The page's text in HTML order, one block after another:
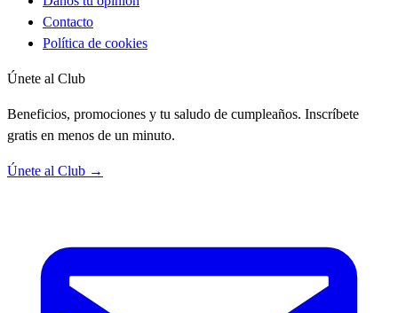
Contacto
Política de cookies
Únete al Club
Beneficios, promociones y tu saludo de cumpleaños. Inscríbete
gratis en menos de un minuto.
Únete al Club →